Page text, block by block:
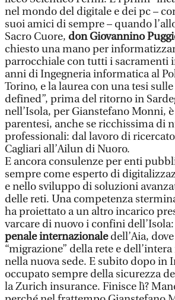
nel mondo del digitale e dei pc –
suoi amici di sempre – quando
Sacro Cuore, don Giovannino
chiesto una mano per
parrocchiale con tutti i sacramenti
anni di Ingegneria informatica al
Torino, e la laurea con una tesi
defined”, prima del ritorno in
nell’Isola, per Gianstefano Monni,
parentesi, anche se ricchissima di
professionali: dal lavoro di
Cagliari all’Ailun di Nuoro.
E ancora consulenze per enti
sempre come esperto di
e nello sviluppo di soluzioni
delle reti. Una competenza
ha proiettato a un altro incarico
varcare di nuovo i confini
penale internazionaledell’Aia,
“migrazione” della rete e
nella nuova sede. E subito dopo in
occupato sempre della sicurezza
la Zurich insurance. Finisce lì?